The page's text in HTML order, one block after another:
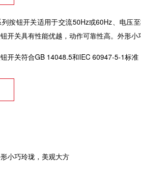
列按钮开关适用于交流50Hz或60Hz、电压
开关具有性能优越，动作可靠性高。外形
开关符合GB 14048.5和IEC 60947-5-1标准
小巧玲珑，美观大方